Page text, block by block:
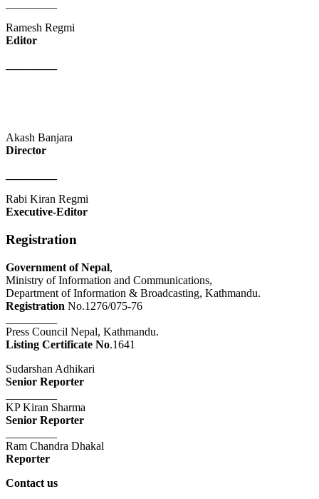
Ramesh Regmi
Editor
Akash Banjara
Director
Rabi Kiran Regmi
Executive-Editor
Registration
Government of Nepal,
Ministry of Information and Communications,
Department of Information & Broadcasting, Kathmandu.
Registration No.1276/075-76
Press Council Nepal, Kathmandu.
Listing Certificate No.1641
Sudarshan Adhikari
Senior Reporter
KP Kiran Sharma
Senior Reporter
Ram Chandra Dhakal
Reporter
Contact us